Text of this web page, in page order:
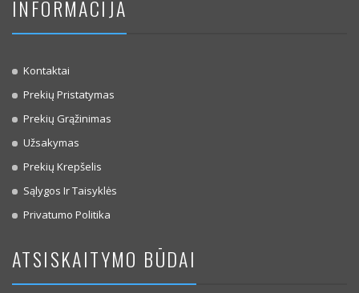
INFORMACIJA
Kontaktai
Prekių Pristatymas
Prekių Grąžinimas
Užsakymas
Prekių Krepšelis
Sąlygos Ir Taisyklės
Privatumo Politika
ATSISKAITYMO BŪDAI